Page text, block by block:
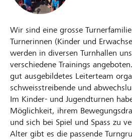
Wir sind eine grosse
Turnerinnen (Kinder und
werden in diversen Turnhallen
verschiedene Trainings
gut ausgebildetes Leiterteam
schweisstreibende und
Im Kinder- und Jugendturnen
Möglichkeit, ihrem
und sich bei Spiel und Spass zu
Alter gibt es die passende